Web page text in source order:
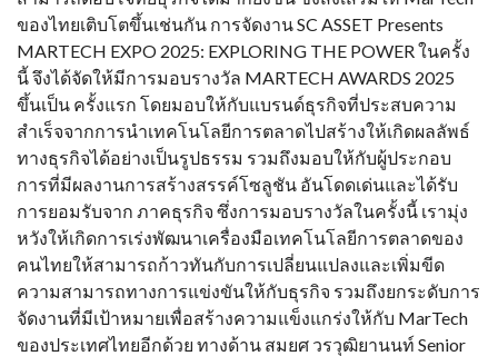
ของไทยเติบโตขึ้นเช่นกัน การจัดงาน SC ASSET Presents
MARTECH EXPO 2025: EXPLORING THE POWER ในครั้ง
นี้ จึงได้จัดให้มีการมอบรางวัล MARTECH AWARDS 2025
ขึ้นเป็น ครั้งแรก โดยมอบให้กับแบรนด์ธุรกิจที่ประสบความ
สำเร็จจากการนำเทคโนโลยีการตลาดไปสร้างให้เกิดผลลัพธ์
ทางธุรกิจได้อย่างเป็นรูปธรรม รวมถึงมอบให้กับผู้ประกอบ
การที่มีผลงานการสร้างสรรค์โซลูชัน อันโดดเด่นและได้รับ
การยอมรับจาก ภาคธุรกิจ ซึ่งการมอบรางวัลในครั้งนี้ เรามุ่ง
หวังให้เกิดการเร่งพัฒนาเครื่องมือเทคโนโลยีการตลาดของ
คนไทยให้สามารถก้าวทันกับการเปลี่ยนแปลงและเพิ่มขีด
ความสามารถทางการแข่งขันให้กับธุรกิจ รวมถึงยกระดับการ
จัดงานที่มีเป้าหมายเพื่อสร้างความแข็งแกร่งให้กับ MarTech
ของประเทศไทยอีกด้วย ทางด้าน สมยศ วรวุฒิยานนท์ Senior